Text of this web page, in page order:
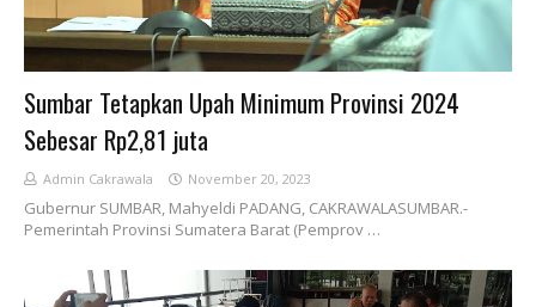
Sumbar Tetapkan Upah Minimum Provinsi 2024
Sebesar Rp2,81 juta
Admin Cakrawala November 20, 2023
Gubernur SUMBAR, Mahyeldi PADANG, CAKRAWALASUMBAR.-
Pemerintah Provinsi Sumatera Barat (Pemprov …